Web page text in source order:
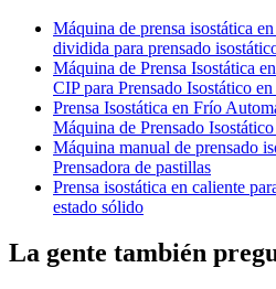
Máquina de prensa isostática
dividida para prensado
Máquina de Prensa Isostática
CIP para Prensado Isostático
Prensa Isostática en Frío
Máquina de Prensado
Máquina manual de prensado
Prensadora de pastillas
Prensa isostática en caliente
estado sólido
La gente también